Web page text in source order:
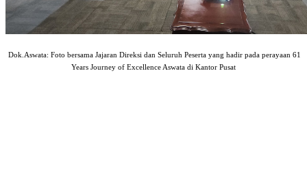
Dok.Aswata: Foto bersama Jajaran Direksi dan Seluruh Peserta yang hadir pada perayaan 61
Years Journey of Excellence Aswata di Kantor Pusat